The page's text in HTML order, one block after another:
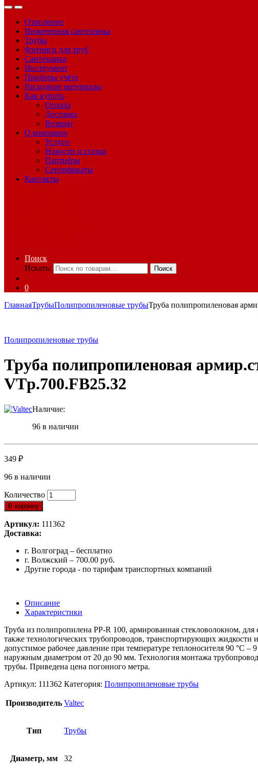
Отопление
Инженерная сантехника
Трубы
Фитинги для труб
Сантехника
Инструмент
Приборы учёта
Расходные материалы
Как купить
Оплата
Доставка
Возврат
О компании
Услуги
Новости и статьи
Партнёры
Сертификаты
Контакты
Поиск
Искать:
Поиск
0
ГлавнаяТрубыПолипропиленовые трубыТруба полипропиленовая
Полипропиленовые трубы
Труба полипропиленовая
VTp.700.FB25.32
Наличие:
96 в наличии
349 ₽
96 в наличии
Количество
В корзину
Артикул: 111362
Доставка:
г. Волгоград – бесплатно
г. Волжский – 700.00 руб.
Другие города - по тарифам транспортных компаний
Описание
Характеристики
Труба из полипропилена PP-R 100, армированная стекловолокном,
также технологических трубопроводов, транспортирующих
допустимое рабочее давление при температуре теплоносителя 90 °С
наружным диаметром от 20 до 90 мм. Технология монтажа
трубы. Приведена цена погонного метра.
Артикул: 111362 Категория: Полипропиленовые трубы
Производитель Valtec
Тип Трубы
Диаметр, мм 32